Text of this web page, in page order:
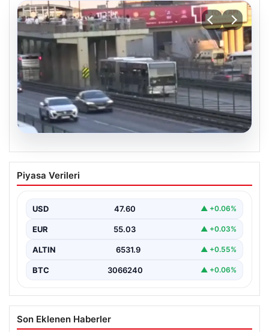
Yola düştü, metrobüs çarptı: Kadının
durumu kritik
Piyasa Verileri
USD 47.60 ▲ +0.06%
EUR 55.03 ▲ +0.03%
ALTIN 6531.9 ▲ +0.55%
BTC 3066240 ▲ +0.06%
Son Eklenen Haberler